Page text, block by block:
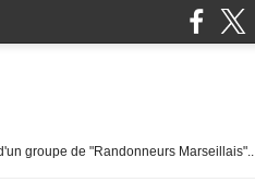
groupe de "Randonneurs Marseillais"..